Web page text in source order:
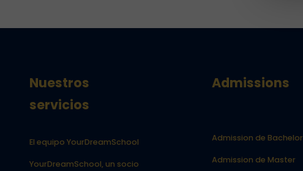
Nuestros
servicios
El equipo YourDreamSchool
YourDreamSchool, un socio
Admissions
Admission de Bachelor
Admission de Master